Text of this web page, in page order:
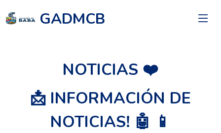
GADMCB
NOTICIAS ❤️
📩 INFORMACIÓN DE
NOTICIAS! 🤖 📱